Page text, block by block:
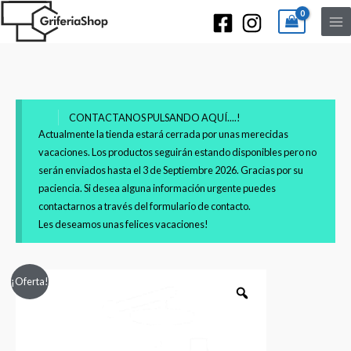
CONTACTANOS PULSANDO AQUÍ....!
Actualmente la tienda estará cerrada por unas merecidas
vacaciones. Los productos seguirán estando disponibles pero no
serán enviados hasta el 3 de Septiembre 2026. Gracias por su
paciencia. Si desea alguna información urgente puedes
contactarnos a través del formulario de contacto.
Les deseamos unas felices vacaciones!
¡Oferta!
Conjunto
de